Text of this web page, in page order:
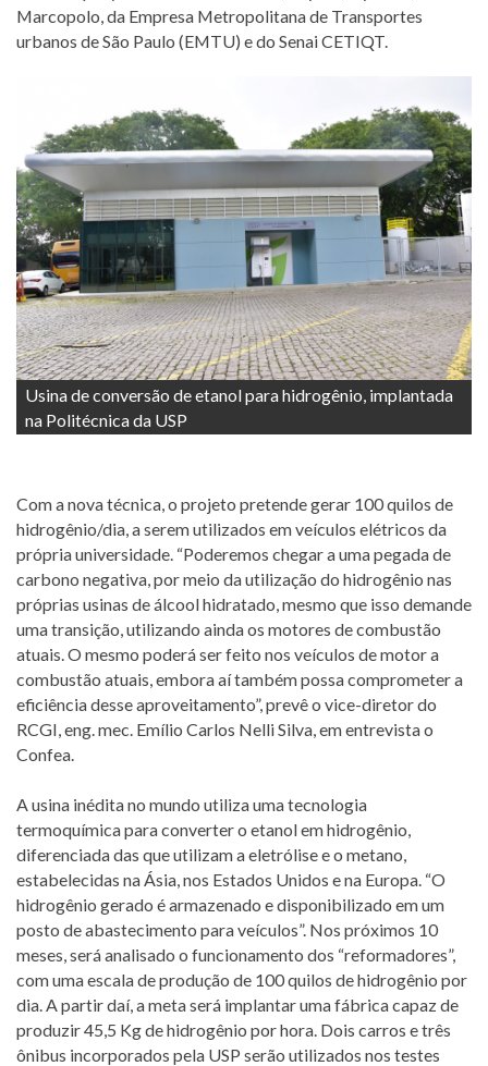
Marcopolo, da Empresa Metropolitana de Transportes
urbanos de São Paulo (EMTU) e do Senai CETIQT.
Usina de conversão de etanol para hidrogênio, implantada
na Politécnica da USP
Com a nova técnica, o projeto pretende gerar 100 quilos de
hidrogênio/dia, a serem utilizados em veículos elétricos da
própria universidade. “Poderemos chegar a uma pegada de
carbono negativa, por meio da utilização do hidrogênio nas
próprias usinas de álcool hidratado, mesmo que isso demande
uma transição, utilizando ainda os motores de combustão
atuais. O mesmo poderá ser feito nos veículos de motor a
combustão atuais, embora aí também possa comprometer a
eficiência desse aproveitamento”, prevê o vice-diretor do
RCGI, eng. mec. Emílio Carlos Nelli Silva, em entrevista o
Confea.
A usina inédita no mundo utiliza uma tecnologia
termoquímica para converter o etanol em hidrogênio,
diferenciada das que utilizam a eletrólise e o metano,
estabelecidas na Ásia, nos Estados Unidos e na Europa. “O
hidrogênio gerado é armazenado e disponibilizado em um
posto de abastecimento para veículos”. Nos próximos 10
meses, será analisado o funcionamento dos “reformadores”,
com uma escala de produção de 100 quilos de hidrogênio por
dia. A partir daí, a meta será implantar uma fábrica capaz de
produzir 45,5 Kg de hidrogênio por hora. Dois carros e três
ônibus incorporados pela USP serão utilizados nos testes